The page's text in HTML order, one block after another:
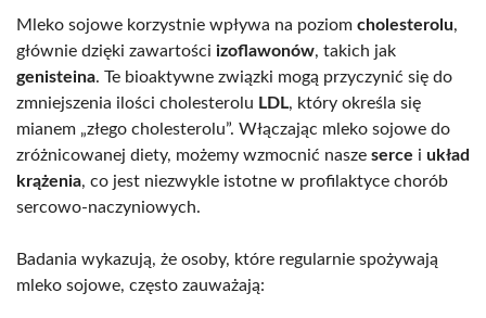
Mleko sojowe korzystnie wpływa na poziom cholesterolu,
głównie dzięki zawartości izoflawonów, takich jak
genisteina. Te bioaktywne związki mogą przyczynić się do
zmniejszenia ilości cholesterolu LDL, który określa się
mianem „złego cholesterolu”. Włączając mleko sojowe do
zróżnicowanej diety, możemy wzmocnić nasze serce i układ
krążenia, co jest niezwykle istotne w profilaktyce chorób
sercowo-naczyniowych.
Badania wykazują, że osoby, które regularnie spożywają
mleko sojowe, często zauważają: